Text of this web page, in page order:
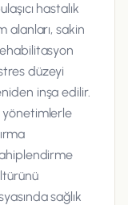
hastalık
alanları, sakin
düzeyi
inşa edilir.
yönetimlerle
sağlık